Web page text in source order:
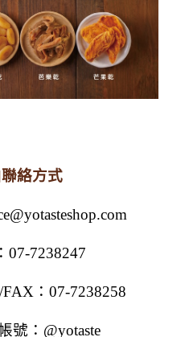
絡方式
07-7238247
：07-7238258
號：@yotaste